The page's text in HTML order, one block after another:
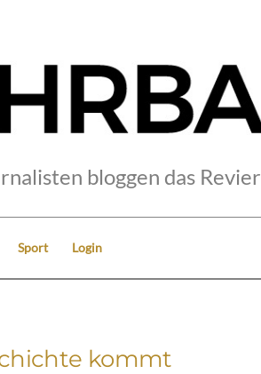
bloggen das Revier
Sport Login
kommt